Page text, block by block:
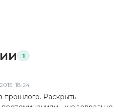
1
18:24
прошлого. Раскрыть